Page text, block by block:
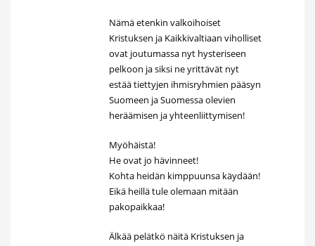
Nämä etenkin valkoihoiset
Kristuksen ja Kaikkivaltiaan viholliset
ovat joutumassa nyt hysteriseen
pelkoon ja siksi ne yrittävät nyt
estää tiettyjen ihmisryhmien pääsyn
Suomeen ja Suomessa olevien
heräämisen ja yhteenliittymisen!
Myöhäistä!
He ovat jo hävinneet!
Kohta heidän kimppuunsa käydään!
Eikä heillä tule olemaan mitään
pakopaikkaa!
Älkää pelätkö näitä Kristuksen ja